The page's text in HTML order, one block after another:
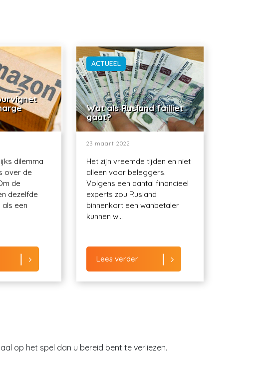
dilemma
over de
de
dezelfde
een
ACTUEEL
Wat als Rusland failliet
gaat?
23 maart 2022
Het zijn vreemde tijden en niet
alleen voor beleggers.
Volgens een aantal financieel
experts zou Rusland
binnenkort een wanbetaler
kunnen w...
Lees verder
op het spel dan u bereid bent te verliezen.